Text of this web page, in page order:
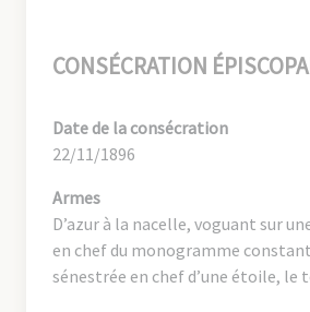
CONSÉCRATION
Date de la consécration
22/11/1896
Armes
D’azur à la nacelle, voguant sur
en chef du monogramme
sénestrée en chef d’une étoile, le